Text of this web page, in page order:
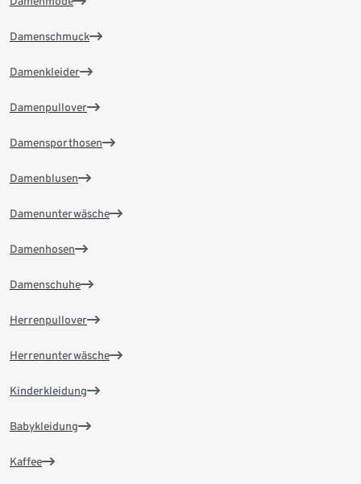
Damenschmuck
Damenkleider
Damenpullover
Damensporthosen
Damenblusen
Damenunterwäsche
Damenhosen
Damenschuhe
Herrenpullover
Herrenunterwäsche
Kinderkleidung
Babykleidung
Kaffee